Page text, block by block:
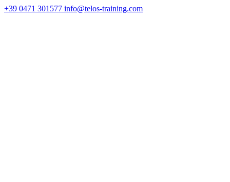
+39 0471 301577 info@telos-training.com